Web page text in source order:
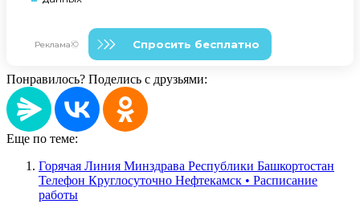
Понравилось? Поделись с друзьями:
Еще по теме:
Горячая Линия Минздрава Республики Башкортостан
Телефон Круглосуточно Нефтекамск • Расписание
работы